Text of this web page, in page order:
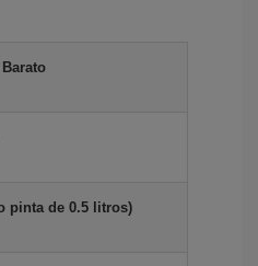
pinta de 0.5 litros)